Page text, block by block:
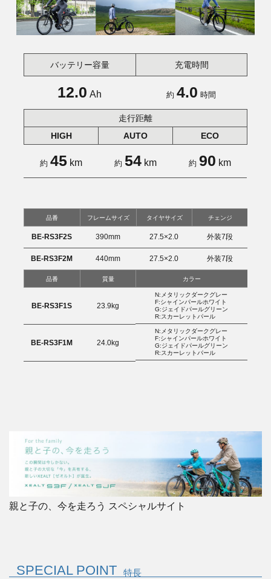
バッテリー容量 充電時間
12.0 Ah 約 4.0 時間
走行距離
HIGH
AUTO ECO
約 45 km 約 54 km 約 90 km
品番
BE-RS3F2S
BE-RS3F2M
フレームサイズ
390mm
440mm
タイヤサイズ
27.5×2.0
27.5×2.0
チェンジ
外装7段
外装7段
品番
BE-RS3F1S
BE-RS3F1M
質量
23.9kg
24.0kg
カラー
N:メタリックダークグレー
F:シャインパールホワイト
G:ジェイドパールグリーン
R:スカーレットパール
N:メタリックダークグレー
F:シャインパールホワイト
G:ジェイドパールグリーン
R:スカーレットパール
親と子の、今を走ろう スペシャルサイト
SPECIAL POINT 特長